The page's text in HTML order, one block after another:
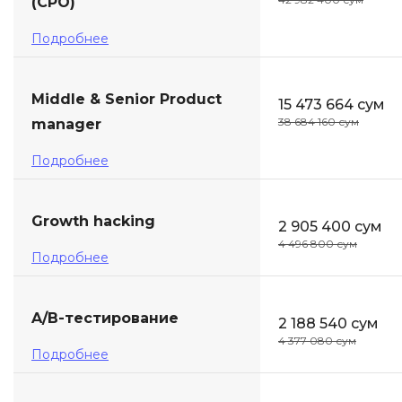
Подробнее
Middle & Senior Product
manager
Подробнее
15 473 664 сум
38 684 160 сум
Growth hacking
Подробнее
2 905 400 сум
4 496 800 сум
A/B-тестирование
Подробнее
2 188 540 сум
4 377 080 сум